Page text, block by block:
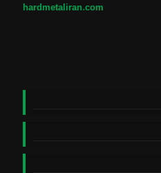
hardmetaliran.com